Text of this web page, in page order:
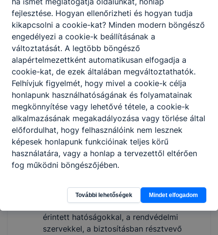
járőrszolgálatot, ellenőrzi a helyszínt a
riasztásra kivonuló biztonsági szolgálat
tagjaként;
a megbízó írásbeli utasítása alapján
információt gyűjt;
ellenőrzi a közterületeket;
szállítmánykísérési feladatokat végez,
biztosítja a pénz-, értékszállítást a
létesítmény területén;
intézkedik rendkívüli eseményekkor,
szükséghelyzetekben, közveszély-
elhárításban;
visszatartja a bűncselekményen, vagy
szabálysértésen tetten ért személyt;
alkalmazza a támadáselhárító eszközöket
szabályok szerint;
együttműködik a feladat-végrehajtásban
érintett hatóságokkal, a rendvédelmi
szervekkel, a biztosításban résztvevő
fejlesztése. Hogyan ellenőrizheti és hogyan tudja
kikapcsolni a cookie-kat? Minden modern böngésző
engedélyezi a cookie-k beállításának a
változtatását. A legtöbb böngésző
alapértelmezettként automatikusan elfogadja a
cookie-kat, de ezek általában megváltoztathatók.
Felhívjuk figyelmét, hogy mivel a cookie-k célja
honlapunk használhatóságának és folyamatainak
megkönnyítése vagy lehetővé tétele, a cookie-k
alkalmazásának megakadályozása vagy törlése által
előfordulhat, hogy felhasználóink nem lesznek
képesek honlapunk funkcióinak teljes körű
használatára, vagy a honlap a tervezettől eltérően
fog működni böngészőjében.
További lehetőségek Mindet elfogadom